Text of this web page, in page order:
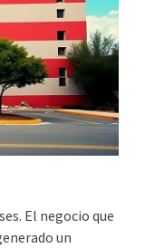
El negocio que
un